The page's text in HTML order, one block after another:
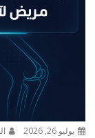
يوليو 26, 2026